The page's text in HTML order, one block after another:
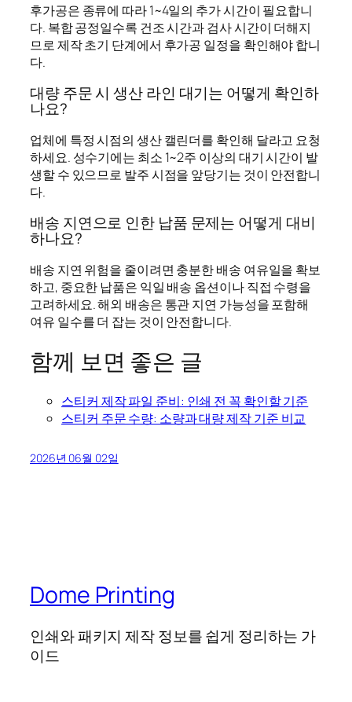
후가공은 종류에 따라 1~4일의 추가 시간이 필요합니
다. 복합 공정일수록 건조 시간과 검사 시간이 더해지
므로 제작 초기 단계에서 후가공 일정을 확인해야 합니
다.
대량 주문 시 생산 라인 대기는 어떻게 확인하
나요?
업체에 특정 시점의 생산 캘린더를 확인해 달라고 요청
하세요. 성수기에는 최소 1~2주 이상의 대기 시간이 발
생할 수 있으므로 발주 시점을 앞당기는 것이 안전합니
다.
배송 지연으로 인한 납품 문제는 어떻게 대비
하나요?
배송 지연 위험을 줄이려면 충분한 배송 여유일을 확보
하고, 중요한 납품은 익일 배송 옵션이나 직접 수령을
고려하세요. 해외 배송은 통관 지연 가능성을 포함해
여유 일수를 더 잡는 것이 안전합니다.
함께 보면 좋은 글
스티커 제작 파일 준비: 인쇄 전 꼭 확인할 기준
스티커 주문 수량: 소량과 대량 제작 기준 비교
2026년 06월 02일
Dome Printing
인쇄와 패키지 제작 정보를 쉽게 정리하는 가
이드